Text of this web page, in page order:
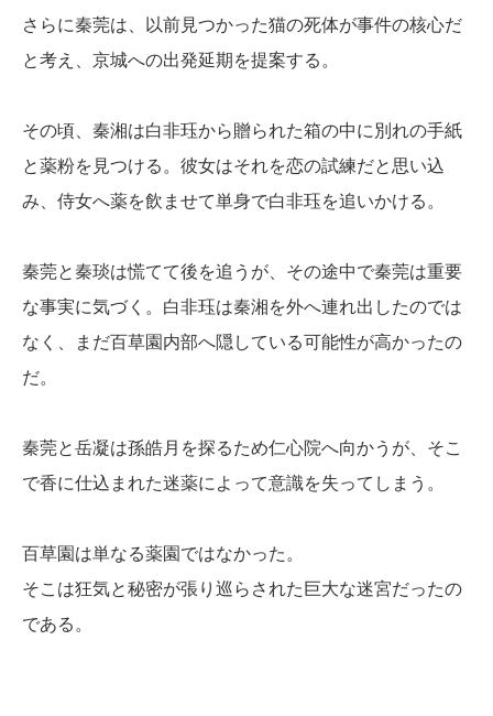
さらに秦莞は、以前見つかった猫の死体が事件の核心だ
と考え、京城への出発延期を提案する。
その頃、秦湘は白非珏から贈られた箱の中に別れの手紙
と薬粉を見つける。彼女はそれを恋の試練だと思い込
み、侍女へ薬を飲ませて単身で白非珏を追いかける。
秦莞と秦琰は慌てて後を追うが、その途中で秦莞は重要
な事実に気づく。白非珏は秦湘を外へ連れ出したのでは
なく、まだ百草園内部へ隠している可能性が高かったの
だ。
秦莞と岳凝は孫皓月を探るため仁心院へ向かうが、そこ
で香に仕込まれた迷薬によって意識を失ってしまう。
百草園は単なる薬園ではなかった。
そこは狂気と秘密が張り巡らされた巨大な迷宮だったの
である。